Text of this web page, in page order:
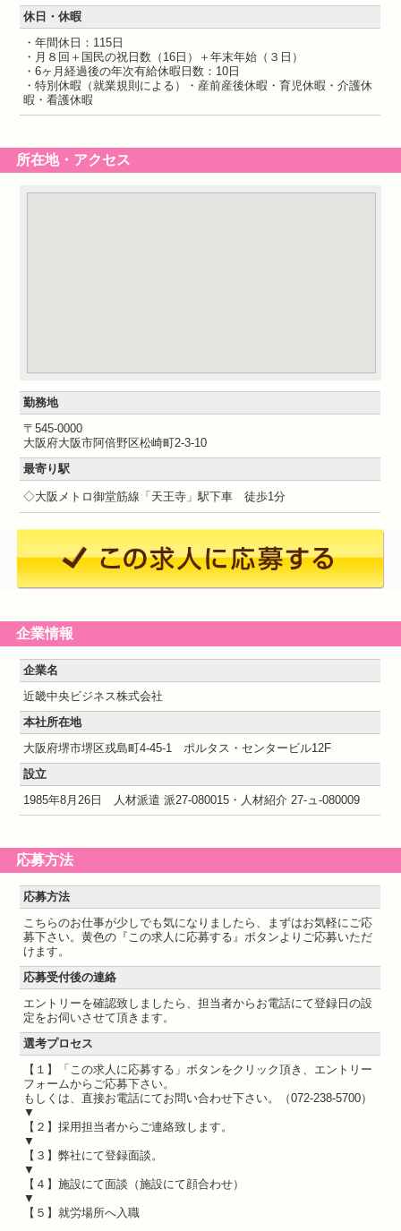
休日・休暇
・年間休日：115日
・月８回＋国民の祝日数（16日）＋年末年始（３日）
・6ヶ月経過後の年次有給休暇日数：10日
・特別休暇（就業規則による）・産前産後休暇・育児休暇・介護休
暇・看護休暇
所在地・アクセス
勤務地
〒545-0000
大阪府大阪市阿倍野区松崎町2-3-10
最寄り駅
◇大阪メトロ御堂筋線「天王寺」駅下車 徒歩1分
企業情報
企業名
近畿中央ビジネス株式会社
本社所在地
大阪府堺市堺区戎島町4-45-1 ポルタス・センタービル12F
設立
1985年8月26日 人材派遣 派27-080015・人材紹介 27-ュ-080009
応募方法
応募方法
こちらのお仕事が少しでも気になりましたら、まずはお気軽にご応
募下さい。黄色の『この求人に応募する』ボタンよりご応募いただ
けます。
応募受付後の連絡
エントリーを確認致しましたら、担当者からお電話にて登録日の設
定をお伺いさせて頂きます。
選考プロセス
【１】「この求人に応募する」ボタンをクリック頂き、エントリー
フォームからご応募下さい。
もしくは、直接お電話にてお問い合わせ下さい。（072-238-5700）
▼
【２】採用担当者からご連絡致します。
▼
【３】弊社にて登録面談。
▼
【４】施設にて面談（施設にて顔合わせ）
▼
【５】就労場所へ入職